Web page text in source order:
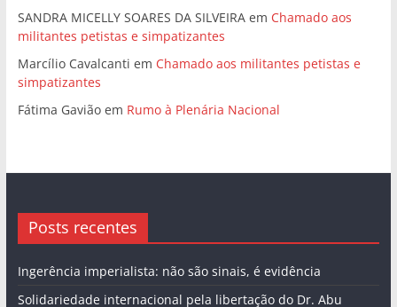
SANDRA MICELLY SOARES DA SILVEIRAem Chamado aos
militantes petistas e simpatizantes
Marcílio Cavalcanti em Chamado aos militantes petistas e
simpatizantes
Fátima Gaviãoem Rumo à Plenária Nacional
Posts recentes
Ingerência imperialista: não são sinais, é evidência
Solidariedade internacional pela libertação do Dr. Abu